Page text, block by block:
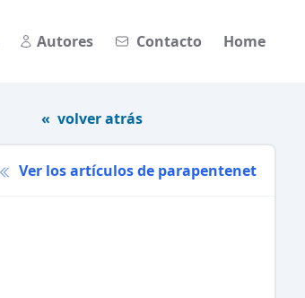
Autores Contacto Home
« volver atrás
Ver los artículos de parapentenet